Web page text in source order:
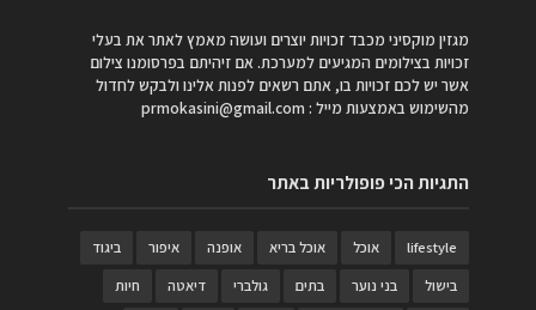
מגזין מוקסיני מכבד זכויות יוצרים ועושה מאמץ לאתר את בעלי
זכויות בצילומים המגיעים למערכת. אם זיהיתם בפרסומנו צילום
אשר יש לכם זכויות בו, אתם רשאים לפנות אלינו ולבקש לחדול
מהשימוש באמצעות מייל : prmokasini@gmail.com
התגיות הכי פופולריות באתר
lifestyle אוכל אוכל בריא אופנה איפור
ביגוד
בישול
בני נוער בתים גולברי דיאטה
חיות